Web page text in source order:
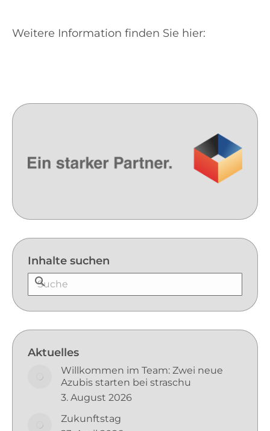
Weitere Information finden Sie hier:
Inhalte suchen
Aktuelles
Willkommen im Team: Zwei neue
Azubis starten bei straschu
3. August 2026
Zukunftstag